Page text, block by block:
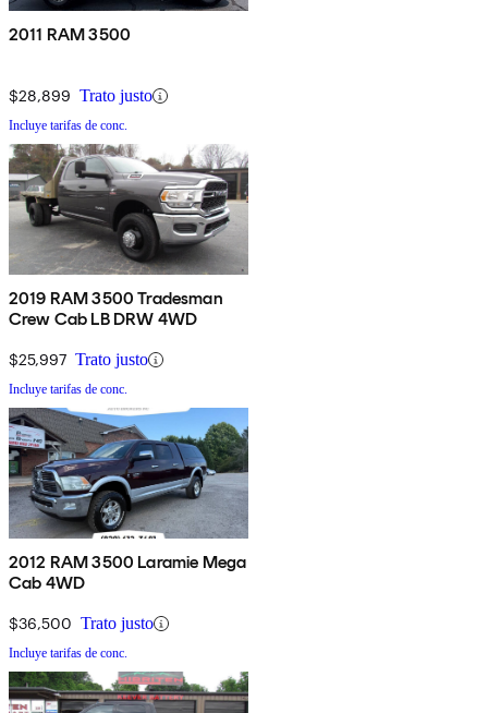
2011 RAM 3500
$28,899 Trato justo
Incluye tarifas de conc.
2019 RAM 3500 Tradesman
Crew Cab LB DRW 4WD
$25,997 Trato justo
Incluye tarifas de conc.
2012 RAM 3500 Laramie Mega
Cab 4WD
$36,500 Trato justo
Incluye tarifas de conc.